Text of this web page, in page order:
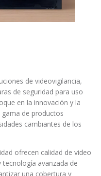
de videovigilancia,
de seguridad para uso
en la innovación y la
de productos
cambiantes de los
ofrecen calidad de video
avanzada de
una cobertura y